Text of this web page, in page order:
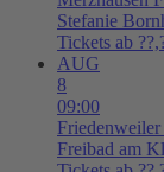
Stefanie
Tickets ab
AUG
8
09:00
Friedenweiler
Freibad am